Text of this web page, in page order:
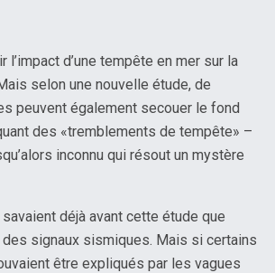
d’une tempête en mer sur la
selon une nouvelle étude, de
peuvent également secouer le fond
des «tremblements de tempête» –
inconnu qui résout un mystère
déjà avant cette étude que
des signaux sismiques. Mais si certains
être expliqués par les vagues